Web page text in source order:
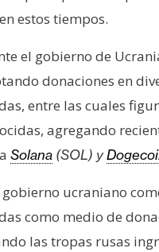
estos tiempos.
el gobierno de
donaciones en
entre las cuales
agregando
Solana (SOL) y
ucraniano
como medio de
las tropas rusas